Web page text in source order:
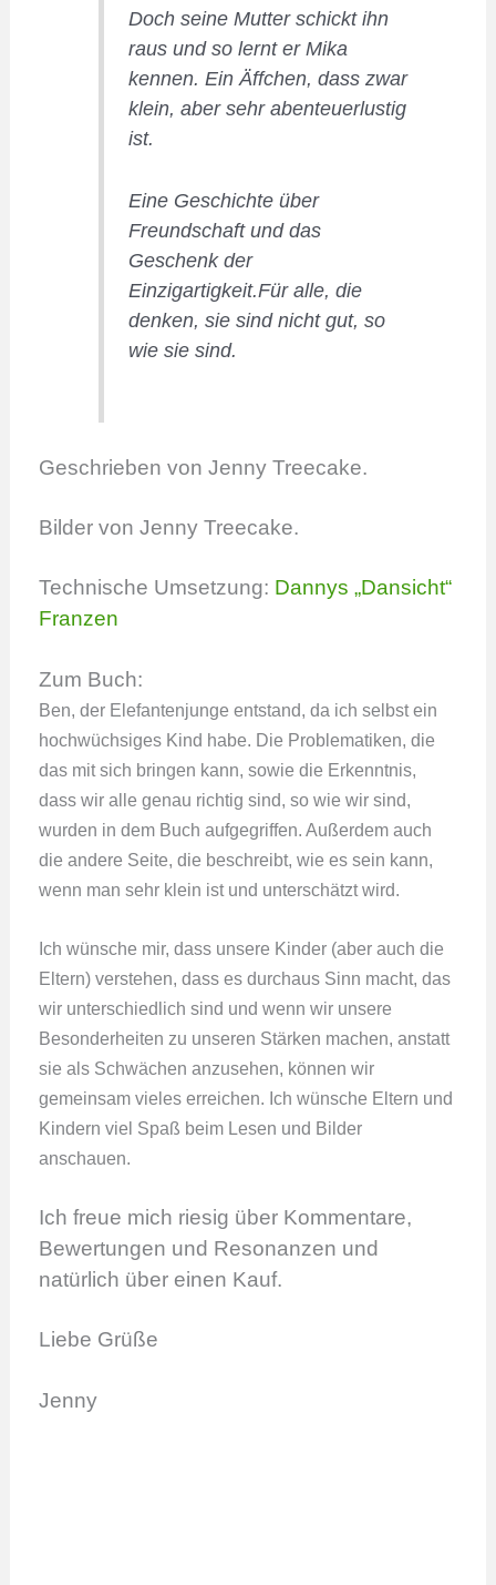
Doch seine Mutter schickt ihn
raus und so lernt er Mika
kennen. Ein Äffchen, dass zwar
klein, aber sehr abenteuerlustig
ist.
Eine Geschichte über
Freundschaft und das
Geschenk der
Einzigartigkeit.Für alle, die
denken, sie sind nicht gut, so
wie sie sind.
Geschrieben von Jenny Treecake.
Bilder von Jenny Treecake.
Technische Umsetzung: Dannys „Dansicht“
Franzen
Zum Buch:
Ben, der Elefantenjunge entstand, da ich selbst ein
hochwüchsiges Kind habe. Die Problematiken, die
das mit sich bringen kann, sowie die Erkenntnis,
dass wir alle genau richtig sind, so wie wir sind,
wurden in dem Buch aufgegriffen. Außerdem auch
die andere Seite, die beschreibt, wie es sein kann,
wenn man sehr klein ist und unterschätzt wird.
Ich wünsche mir, dass unsere Kinder (aber auch die
Eltern) verstehen, dass es durchaus Sinn macht, das
wir unterschiedlich sind und wenn wir unsere
Besonderheiten zu unseren Stärken machen, anstatt
sie als Schwächen anzusehen, können wir
gemeinsam vieles erreichen. Ich wünsche Eltern und
Kindern viel Spaß beim Lesen und Bilder
anschauen.
Ich freue mich riesig über Kommentare,
Bewertungen und Resonanzen und
natürlich über einen Kauf.
Liebe Grüße
Jenny